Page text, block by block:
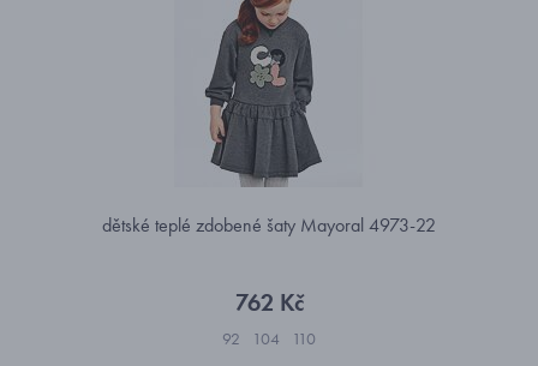
dětské teplé zdobené šaty Mayoral 4973-22
762 Kč
92 104 110